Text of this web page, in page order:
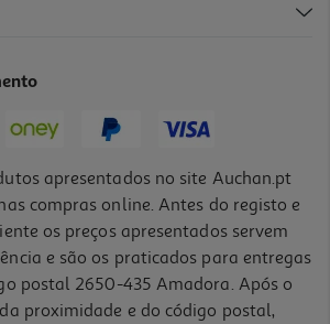
apresentados no site Auchan.pt
compras online. Antes do registo e
os preços apresentados servem
e são os praticados para entregas
postal 2650-435 Amadora. Após o
proximidade e do código postal,